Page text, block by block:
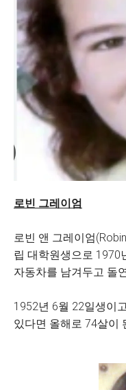
로빈 그레이엄
로빈 앤 그레이엄
립 대학원생으로 1970
자동차를 남겨두고 돌
1952년 6월 22일생이
있다면 올해로 74살이